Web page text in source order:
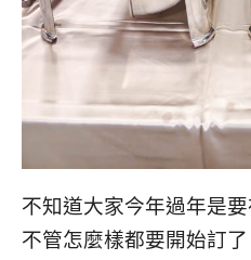
不知道大家今年過年是
不管怎麼樣都要開始訂